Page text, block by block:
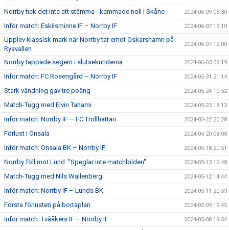
Norrby fick det inte att stämma - kammade noll i Skåne 2024-06-09 05:30
Inför match: Eskilsminne IF – Norrby IF 2024-06-07 19:10
Upplev klassisk mark när Norrby tar emot Oskarshamn på
Ryavallen
2024-06-07 12:00
Norrby tappade segern i slutsekunderna 2024-06-03 09:19
Inför match: FC Rosengård – Norrby IF 2024-05-31 21:14
Stark vändning gav tre poäng 2024-05-24 10:52
Match-Tugg med Elvin Tahami 2024-05-23 18:13
Inför match: Norrby IF — FC Trollhättan 2024-05-22 20:28
Förlust i Onsala 2024-05-20 08:00
Inför match: Onsala BK – Norrby IF 2024-05-18 20:51
Norrby föll mot Lund: "Speglar inte matchbilden" 2024-05-13 12:48
Match-Tugg med Nils Wallenberg 2024-05-12 14:44
Inför match: Norrby IF – Lunds BK 2024-05-11 20:59
Första förlusten på bortaplan 2024-05-09 19:45
Inför match: Tvååkers IF – Norrby IF 2024-05-08 19:54